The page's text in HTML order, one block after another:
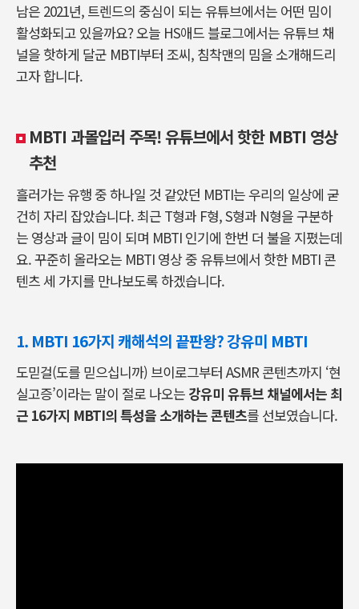
남은 2021년, 트렌드의 중심이 되는 유튜브에서는 어떤 밈이
활성화되고 있을까요? 오늘 HS애드 블로그에서는 유튜브 채
널을 핫하게 달군 MBTI부터 조씨, 침착맨의 밈을 소개해드리
고자 합니다.
MBTI 과몰입러 주목! 유튜브에서 핫한 MBTI 영상
추천
흘러가는 유행 중 하나일 것 같았던 MBTI는 우리의 일상에 굳
건히 자리 잡았습니다. 최근 T형과 F형, S형과 N형을 구분하
는 영상과 글이 밈이 되며 MBTI 인기에 한번 더 불을 지폈는데
요. 꾸준히 올라오는 MBTI 영상 중 유튜브에서 핫한 MBTI 콘
텐츠 세 가지를 만나보도록 하겠습니다.
1. MBTI 16가지 캐해석의 끝판왕? 강유미 MBTI
도믿걸(도를 믿으십니까) 브이로그부터 ASMR 콘텐츠까지 ‘현
실고증’이라는 말이 절로 나오는 강유미 유튜브 채널에서는 최
근 16가지 MBTI의 특성을 소개하는 콘텐츠를 선보였습니다.